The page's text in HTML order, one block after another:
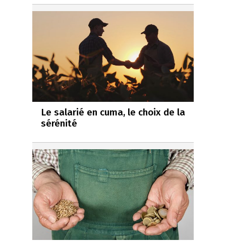
Le salarié en cuma, le choix de la
sérénité